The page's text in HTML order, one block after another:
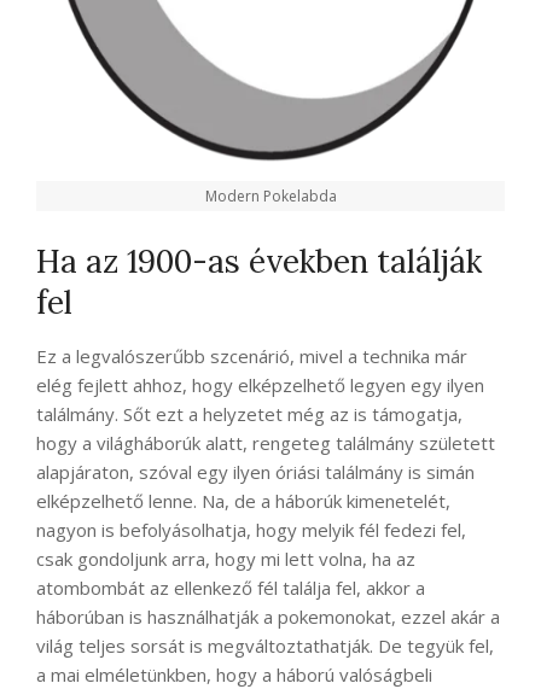
Modern Pokelabda
Ha az 1900-as években találják
fel
Ez a legvalószerűbb szcenárió, mivel a technika már
elég fejlett ahhoz, hogy elképzelhető legyen egy ilyen
találmány. Sőt ezt a helyzetet még az is támogatja,
hogy a világháborúk alatt, rengeteg találmány született
alapjáraton, szóval egy ilyen óriási találmány is simán
elképzelhető lenne. Na, de a háborúk kimenetelét,
nagyon is befolyásolhatja, hogy melyik fél fedezi fel,
csak gondoljunk arra, hogy mi lett volna, ha az
atombombát az ellenkező fél találja fel, akkor a
háborúban is használhatják a pokemonokat, ezzel akár a
világ teljes sorsát is megváltoztathatják. De tegyük fel,
a mai elméletünkben, hogy a háború valóságbeli